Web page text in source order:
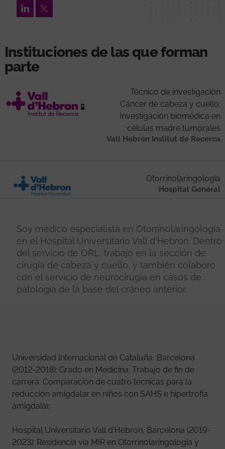
LinkedInTwitter
Instituciones de las que forman
parte
Técnico de investigación
Cáncer de cabeza y cuello:
Investigación biomédica en
células madre tumorales
Vall Hebron Institut de Recerca
Otorrinolaringología
Hospital General
Soy médico especialista en Otorrinolaringología
en el Hospital Universitario Vall d'Hebron. Dentro
del servicio de ORL, trabajo en la sección de
cirugía de cabeza y cuello, y también colaboro
con el servicio de neurocirugía en casos de
patología de la base del cráneo anterior.
Universidad Internacional de Cataluña, Barcelona
(2012-2018): Grado en Medicina. Trabajo de fin de
carrera: Comparación de cuatro técnicas para la
reducción amigdalar en niños con SAHS e hipertrofia
amigdalar.
Hospital Universitario Vall d'Hebron, Barcelona (2019-
2023): Residencia vía MIR en Otorrinolaringología y